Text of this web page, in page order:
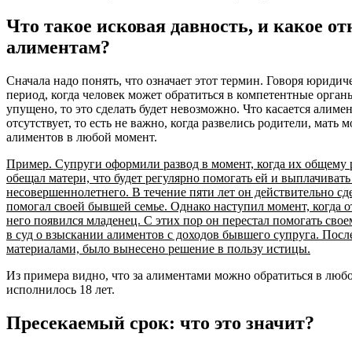
Что такое исковая давность, и какое
алиментам?
Сначала надо понять, что означает этот термин. Говоря
период, когда человек может обратиться в компетентные
упущено, то это сделать будет невозможно. Что касается
отсутствует, то есть не важно, когда развелись родители, мать
алиментов в любой момент.
Пример. Супруги оформили развод в момент, когда их общему
обещал матери, что будет регулярно помогать ей и
несовершеннолетнего. В течение пяти лет он действительно
помогал своей бывшей семье. Однако наступил момент, когда
него появился младенец. С этих пор он перестал помогать
в суд о взыскании алиментов с доходов бывшего супруга.
материалами, было вынесено решение в пользу истицы.
Из примера видно, что за алиментами можно обратиться в
исполнилось 18 лет.
Пресекаемый срок: что это значит?